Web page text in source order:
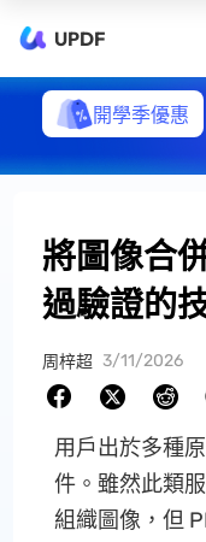
UPDF
開學季優惠
將圖像合
過驗證的
周梓超 3/11/2026
用戶出於多種
件。雖然此類
組織圖像，但